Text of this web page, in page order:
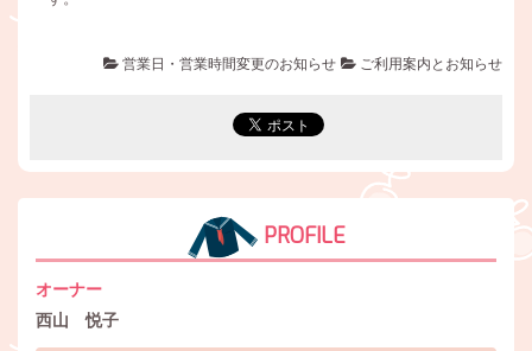
営業日・営業時間変更のお知らせ ご利用案内とお知らせ
PROFILE
オーナー
西山 悦子